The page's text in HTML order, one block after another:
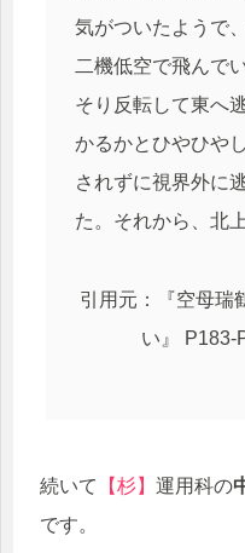
気がついたようで
二機低空で飛んで
そり反転して東へ
かるかとひやひや
されずに視界外に
た。それから、北
引用元：『空母
い』 P183-
続いて 【杉】 運用科の
です。